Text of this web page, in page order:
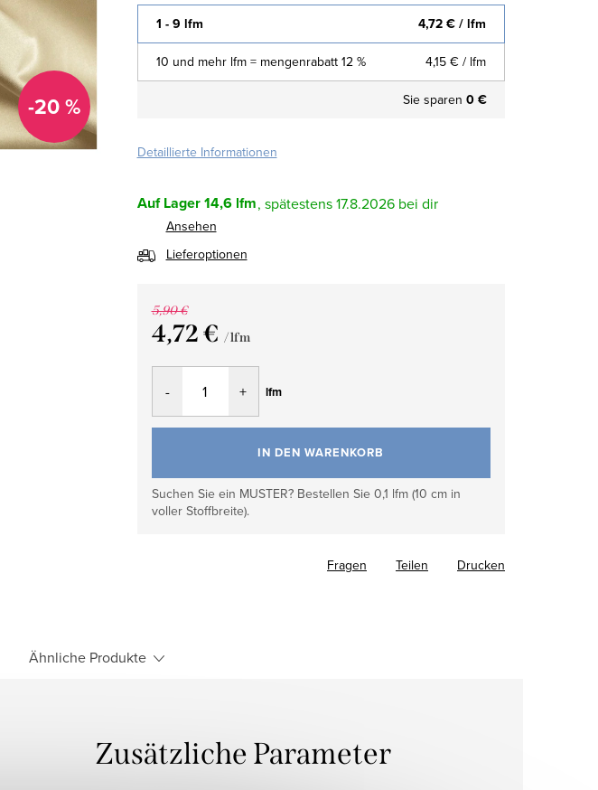
-20 %
1 - 9 lfm 4,72 €/ lfm
10 und mehr lfm = mengenrabatt 12 % 4,15 € / lfm
Sie sparen 0 €
Detaillierte Informationen
Auf Lager14,6 lfm 17.8.2026
Ansehen
Lieferoptionen
5,90 €
4,72 € / lfm
Verkaufspreis:
lfm
IN DEN WARENKORB
Suchen Sie ein MUSTER? Bestellen Sie 0,1 lfm (10 cm in
voller Stoffbreite).
Drucken
Fragen Teilen
Ähnliche Produkte
Zusätzliche Parameter